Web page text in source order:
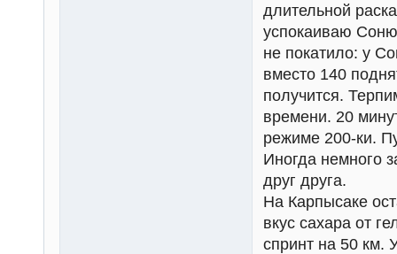
длительной
успокаиваю
не покатило: у
вместо 140
получится.
времени. 20
режиме 200-ки.
Иногда немного
друг друга.
На Карпысаке
вкус сахара от
спринт на 50 км.